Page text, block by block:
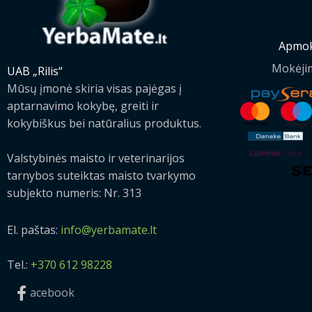
UAB „Rilis“
Mūsų įmonė skiria visas pajėgas į
aptarnavimo kokybę, greiti ir
kokybiškus bei natūralius produktus.
Valstybinės maisto ir veterinarijos
tarnybos suteiktas maisto tvarkymo
subjekto numeris: Nr. 313
El. paštas: info@yerbamate.lt
Tel.: +370 612 98228
acebook